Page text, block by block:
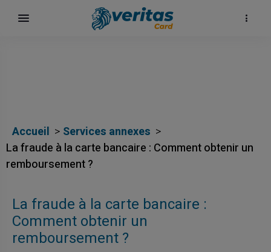
Accueil
Services annexes
La fraude à la carte bancaire : Comment obtenir un
remboursement ?
La fraude à la carte bancaire :
Comment obtenir un
remboursement ?